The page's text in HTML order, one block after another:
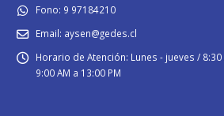
Fono: 9 97184210
Email: aysen@gedes.cl
Horario de Atención: Lunes - jueves /
9:00 AM a 13:00 PM